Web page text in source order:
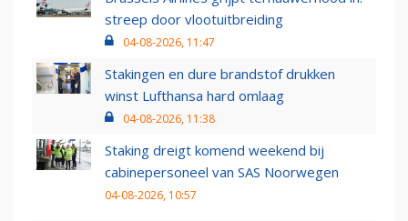
streep door vlootuitbreiding
04-08-2026, 11:47
Stakingen en dure brandstof drukken
winst Lufthansa hard omlaag
04-08-2026, 11:38
Staking dreigt komend weekend bij
cabinepersoneel van SAS Noorwegen
04-08-2026, 10:57